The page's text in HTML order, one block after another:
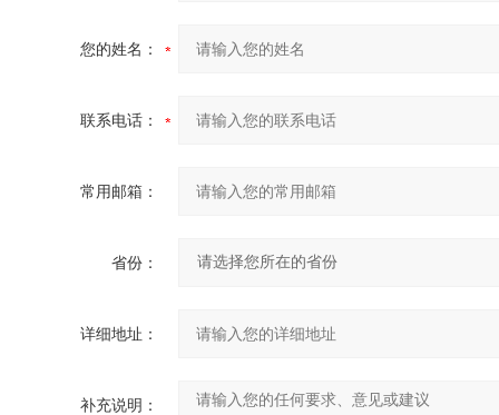
您的姓名：
联系电话：
常用邮箱：
省份：
详细地址：
补充说明：